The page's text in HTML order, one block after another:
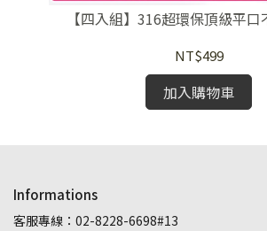
【四入組】316超環保頂級平
NT$499
加入購物車
Informations
客服專線：02-8228-6698#13